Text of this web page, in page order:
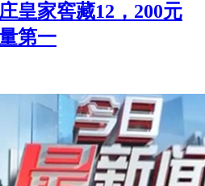
皇家窖藏12，200元
第一